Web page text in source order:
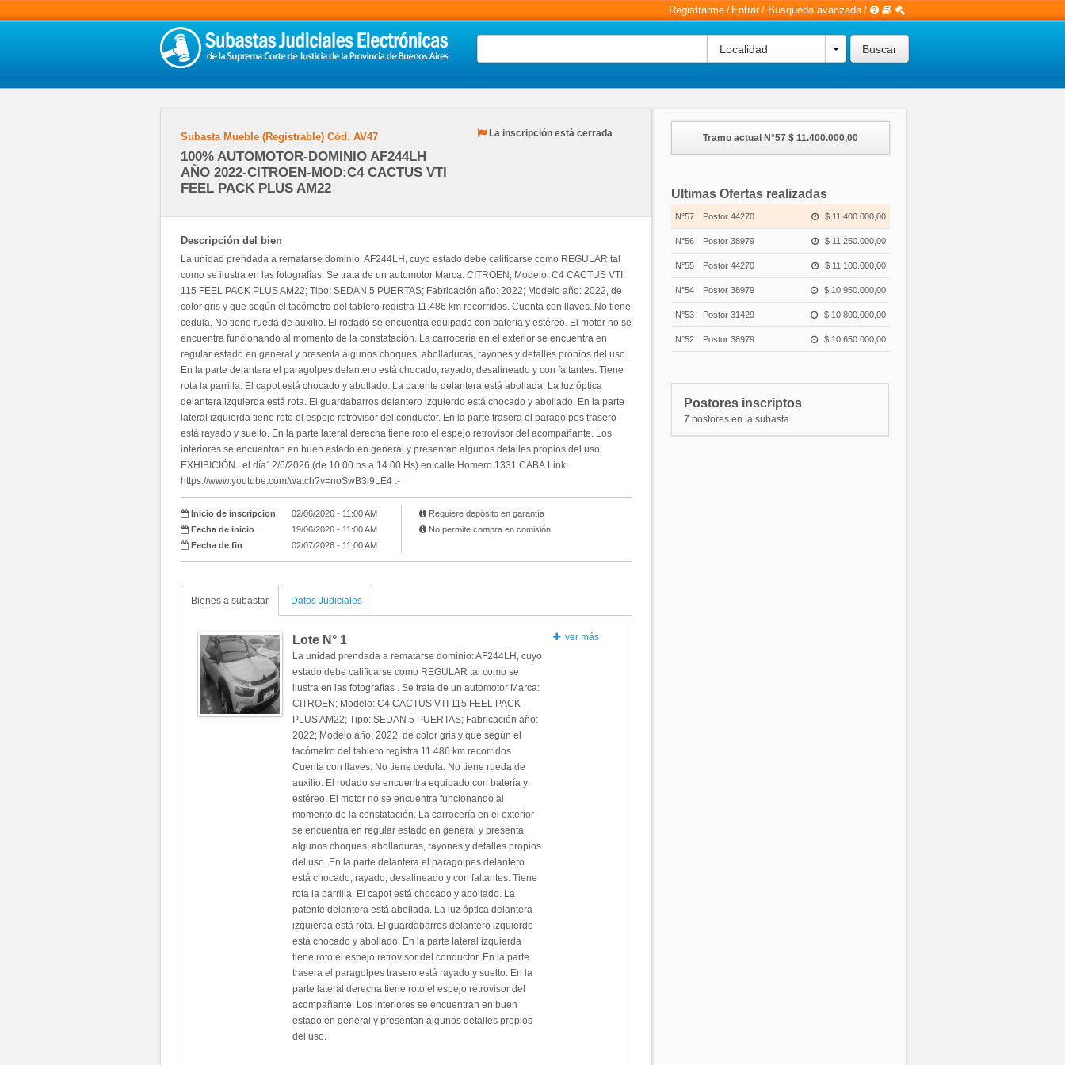
Registrarme / Entrar / Busqueda avanzada /
Localidad
Subasta Mueble (Registrable) Cód. AV47
100% AUTOMOTOR-DOMINIO AF244LH
AÑO 2022-CITROEN-MOD:C4 CACTUS VTI
FEEL PACK PLUS AM22
La inscripción está cerrada
Descripción del bien
La unidad prendada a rematarse dominio: AF244LH, cuyo estado debe calificarse como REGULAR tal
como se ilustra en las fotografías. Se trata de un automotor Marca: CITROEN; Modelo: C4 CACTUS VTI
115 FEEL PACK PLUS AM22; Tipo: SEDAN 5 PUERTAS; Fabricación año: 2022; Modelo año: 2022, de
color gris y que según el tacómetro del tablero registra 11.486 km recorridos. Cuenta con llaves. No tiene
cedula. No tiene rueda de auxilio. El rodado se encuentra equipado con batería y estéreo. El motor no se
encuentra funcionando al momento de la constatación. La carrocería en el exterior se encuentra en
regular estado en general y presenta algunos choques, abolladuras, rayones y detalles propios del uso.
En la parte delantera el paragolpes delantero está chocado, rayado, desalineado y con faltantes. Tiene
rota la parrilla. El capot está chocado y abollado. La patente delantera está abollada. La luz óptica
delantera izquierda está rota. El guardabarros delantero izquierdo está chocado y abollado. En la parte
lateral izquierda tiene roto el espejo retrovisor del conductor. En la parte trasera el paragolpes trasero
está rayado y suelto. En la parte lateral derecha tiene roto el espejo retrovisor del acompañante. Los
interiores se encuentran en buen estado en general y presentan algunos detalles propios del uso.
EXHIBICIÓN : el día12/6/2026 (de 10.00 hs a 14.00 Hs) en calle Homero 1331 CABA.Link:
https://www.youtube.com/watch?v=noSwB3l9LE4 .-
Inicio de inscripcion
02/06/2026 - 11:00 AM
Fecha de inicio
19/06/2026 - 11:00 AM
Fecha de fin
02/07/2026 - 11:00 AM
Requiere depósito en garantía
No permite compra en comisión
Bienes a subastar Datos Judiciales
Lote N° 1
La unidad prendada a rematarse dominio: AF244LH, cuyo
estado debe calificarse como REGULAR tal como se
ilustra en las fotografías . Se trata de un automotor Marca:
CITROEN; Modelo: C4 CACTUS VTI 115 FEEL PACK
PLUS AM22; Tipo: SEDAN 5 PUERTAS; Fabricación año:
2022; Modelo año: 2022, de color gris y que según el
tacómetro del tablero registra 11.486 km recorridos.
Cuenta con llaves. No tiene cedula. No tiene rueda de
auxilio. El rodado se encuentra equipado con batería y
estéreo. El motor no se encuentra funcionando al
momento de la constatación. La carrocería en el exterior
se encuentra en regular estado en general y presenta
algunos choques, abolladuras, rayones y detalles propios
del uso. En la parte delantera el paragolpes delantero
está chocado, rayado, desalineado y con faltantes. Tiene
rota la parrilla. El capot está chocado y abollado. La
patente delantera está abollada. La luz óptica delantera
izquierda está rota. El guardabarros delantero izquierdo
está chocado y abollado. En la parte lateral izquierda
tiene roto el espejo retrovisor del conductor. En la parte
trasera el paragolpes trasero está rayado y suelto. En la
parte lateral derecha tiene roto el espejo retrovisor del
acompañante. Los interiores se encuentran en buen
estado en general y presentan algunos detalles propios
del uso.
ver más
Tramo actual N°57 $ 11.400.000,00
Ultimas Ofertas realizadas
N°57 Postor 44270 $ 11.400.000,00
N°56 Postor 38979 $ 11.250.000,00
N°55 Postor 44270 $ 11.100.000,00
N°54 Postor 38979 $ 10.950.000,00
N°53 Postor 31429 $ 10.800.000,00
N°52 Postor 38979 $ 10.650.000,00
N°48 Postor 38979 $ 10.050.000,00
Postores inscriptos
7 postores en la subasta